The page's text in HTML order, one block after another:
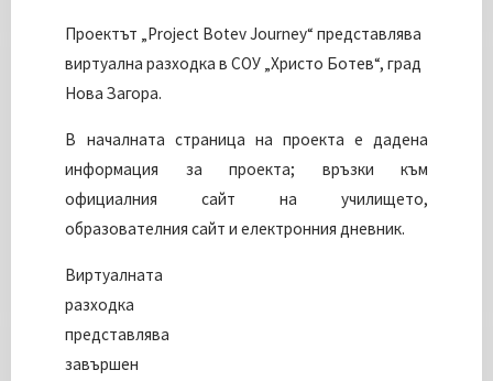
Проектът „Project Botev Journey“ представлява
виртуална разходка в СОУ „Христо Ботев“, град
Нова Загора.
В началната страница на проекта е дадена
информация за проекта; връзки към
официалния сайт на училището,
образователния сайт и електронния дневник.
Виртуалната
разходка
представлява
завършен